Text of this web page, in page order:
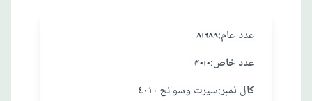
۸۱۶۸۸ :عدد عام
۴۰۱۰ :عدد خاص
سيرت وسوانح ٤٠١٠:کال نمبر